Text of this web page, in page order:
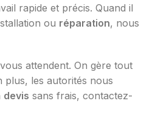
rapide et précis. Quand il
ou réparation, nous
attendent. On gère tout
plus, les autorités nous
devis sans frais, contactez-